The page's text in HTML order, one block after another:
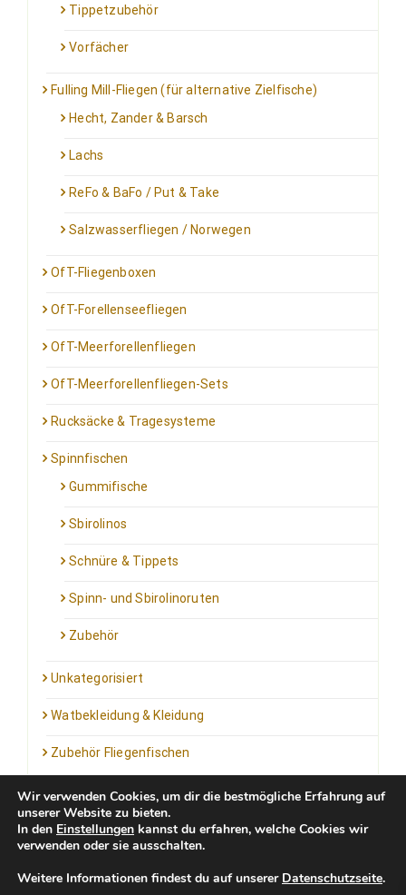
Tippetzubehör
Vorfächer
Fulling Mill-Fliegen (für alternative Zielfische)
Hecht, Zander & Barsch
Lachs
ReFo & BaFo / Put & Take
Salzwasserfliegen / Norwegen
OfT-Fliegenboxen
OfT-Forellenseefliegen
OfT-Meerforellenfliegen
OfT-Meerforellenfliegen-Sets
Rucksäcke & Tragesysteme
Spinnfischen
Gummifische
Sbirolinos
Schnüre & Tippets
Spinn- und Sbirolinoruten
Zubehör
Unkategorisiert
Watbekleidung & Kleidung
Zubehör Fliegenfischen
Kontakt: info@outfortrout.de
Wir verwenden Cookies, um dir die bestmögliche Erfahrung auf
unserer Website zu bieten.
In den Einstellungen kannst du erfahren, welche Cookies wir
verwenden oder sie ausschalten.
Weitere Informationen findest du auf unserer Datenschutzseite.